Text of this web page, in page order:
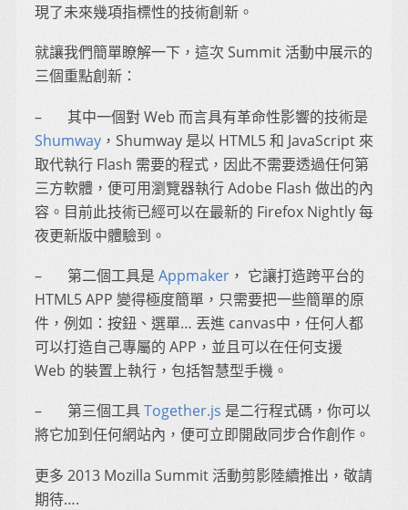
現了未來幾項指標性的技術創新。
就讓我們簡單瞭解一下，這次 Summit 活動中展示的
三個重點創新：
– 其中一個對 Web 而言具有革命性影響的技術是
Shumway ，Shumway 是以 HTML5 和 JavaScript 來
取代執行 Flash 需要的程式，因此不需要透過任何第
三方軟體，便可用瀏覽器執行 Adobe Flash 做出的內
容。目前此技術已經可以在最新的 Firefox Nightly 每
夜更新版中體驗到。
– 第二個工具是 Appmaker ， 它讓打造跨平台的
HTML5 APP 變得極度簡單，只需要把一些簡單的原
件，例如：按鈕、選單… 丟進 canvas中，任何人都
可以打造自己專屬的 APP，並且可以在任何支援
Web 的裝置上執行，包括智慧型手機。
– 第三個工具Together.js 是二行程式碼，你可以
將它加到任何網站內，便可立即開啟同步合作創作。
更多 2013 Mozilla Summit 活動剪影陸續推出，敬請
期待….